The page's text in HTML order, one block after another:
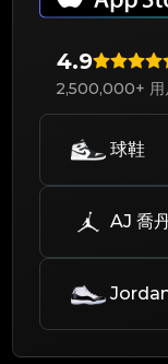
4.9
2,500,000+ 用
球鞋
AJ 喬
Jordan